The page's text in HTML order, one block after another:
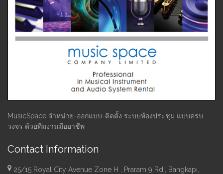
MusicSpace จำหน่าย-ออกแบบ-ติดตั้ง ระบบห้องประชุม แบบครบ
วงจร ด้วยทีมงานมืออาชีพ
Contact Information
25/15 Royal City Avenue Zone H , Praram 9 Rd., Bangkapi,